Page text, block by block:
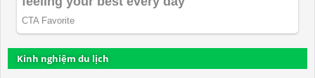
Kinh nghiệm du lịch